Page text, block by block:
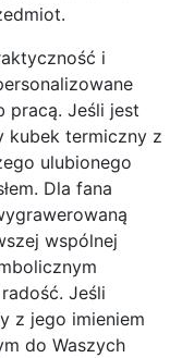
i
pracą. Jeśli jest
kubek termiczny z
ulubionego
Dla fana
wspólnej
Jeśli
z jego imieniem
do Waszych